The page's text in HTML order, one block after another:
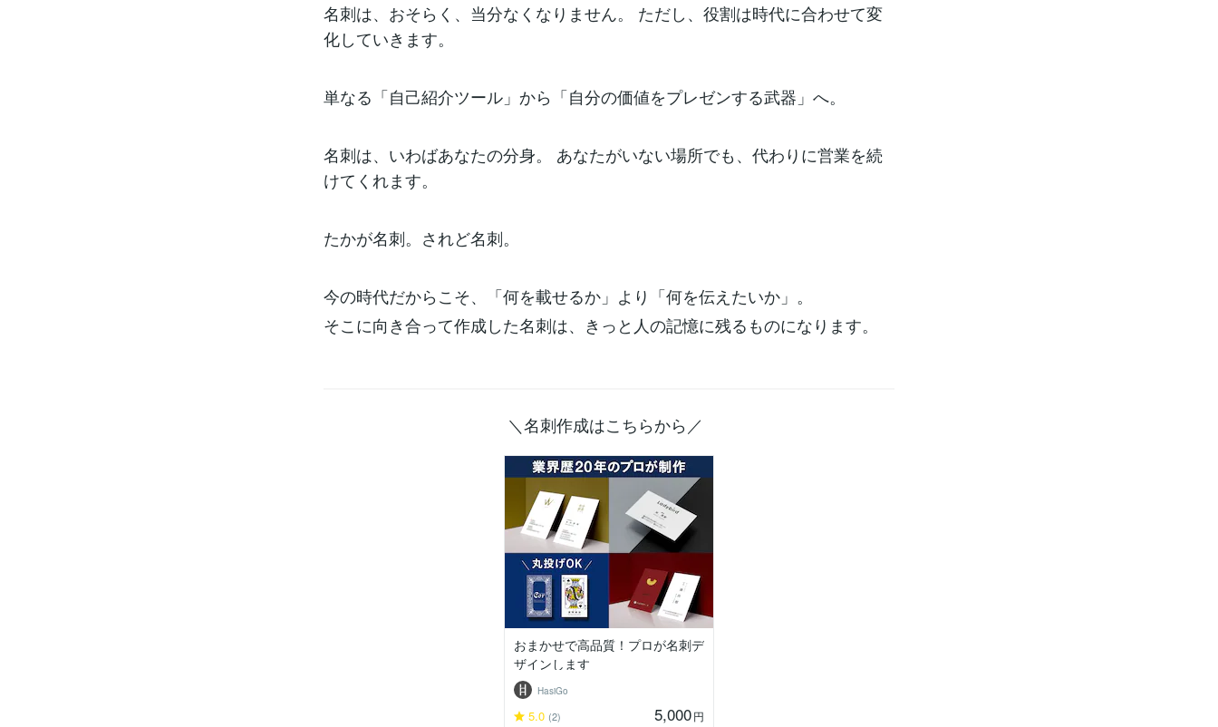
名刺は、おそらく、当分なくなりません。 ただし、役割は時代に合わせて変
化していきます。
単なる「自己紹介ツール」から「自分の価値をプレゼンする武器」へ。
名刺は、いわばあなたの分身。 あなたがいない場所でも、代わりに営業を続
けてくれます。
たかが名刺。されど名刺。
今の時代だからこそ、「何を載せるか」より「何を伝えたいか」。
そこに向き合って作成した名刺は、きっと人の記憶に残るものになります。
＼名刺作成はこちらから／
おまかせで高品質！プロが名刺デ
ザインします
HasiGo
5.0 (2) 5,000円